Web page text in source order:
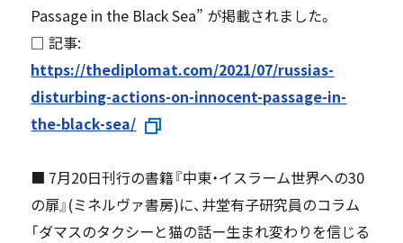
Passage in the Black Sea” が掲載されました。
□ 記事:
https://thediplomat.com/2021/07/russias-
disturbing-actions-on-innocent-passage-in-
the-black-sea/
■ 7月20日刊行の書籍『中東・イスラーム世界への30
の扉』(ミネルヴァ書房)に、井堂有子研究員のコラム
「ダマスのタクシーと猫の話ー生まれ変わりを信じる